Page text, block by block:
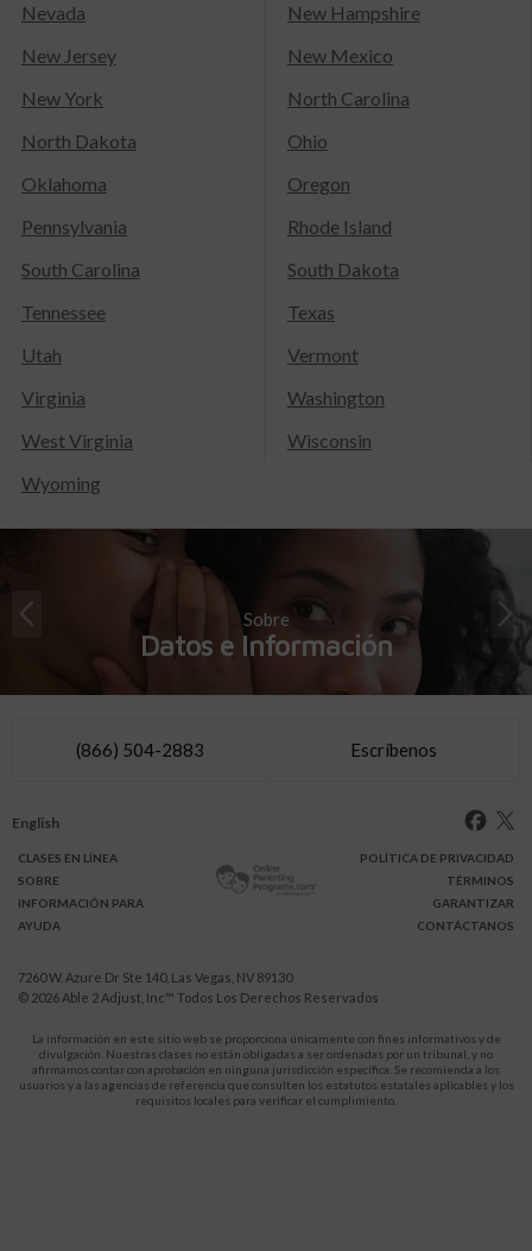
Nevada
New Hampshire
New Jersey
New Mexico
New York
North Carolina
North Dakota
Ohio
Oklahoma
Oregon
Pennsylvania
Rhode Island
South Carolina
South Dakota
Tennessee
Texas
Utah
Vermont
Virginia
Washington
West Virginia
Wisconsin
Wyoming
Sobre
Datos e Información
(866) 504-2883 Escríbenos
English
CLASES EN LÍNEA
SOBRE
INFORMACIÓN PARA
AYUDA
POLÍTICA DE PRIVACIDAD
TÉRMINOS
GARANTIZAR
CONTÁCTANOS
7260 W. Azure Dr Ste 140, Las Vegas, NV 89130
© 2026 Able 2 Adjust, Inc™ Todos Los Derechos Reservados
La información en este sitio web se proporciona únicamente con fines informativos y de
divulgación. Nuestras clases no están obligadas a ser ordenadas por un tribunal, y no
afirmamos contar con aprobación en ninguna jurisdicción específica. Se recomienda a los
usuarios y a las agencias de referencia que consulten los estatutos estatales aplicables y los
requisitos locales para verificar el cumplimiento.